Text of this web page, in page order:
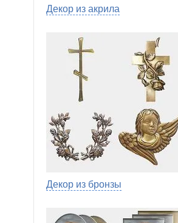
Декор из акрила
Декор из бронзы